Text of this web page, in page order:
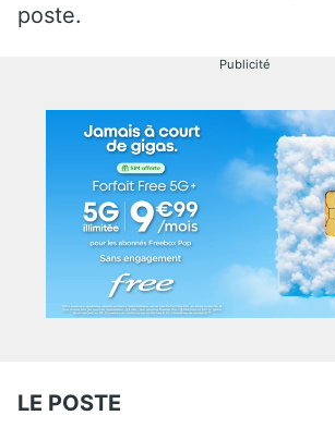
poste.
Publicité
LE POSTE